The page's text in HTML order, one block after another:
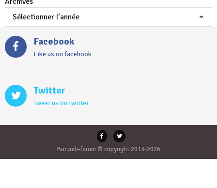
Facebook
Like us on facebook
Twitter
Tweet us on twitter
Burundi-forum © copyright 2013-2026